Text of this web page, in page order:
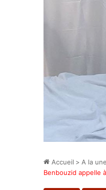
Accueil > A la une
Benbouzid appelle